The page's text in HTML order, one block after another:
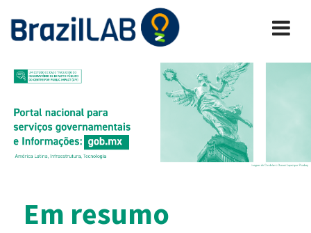
Em resumo